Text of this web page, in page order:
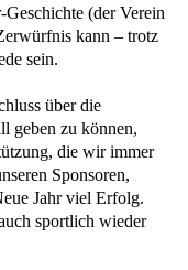
(der Verein
kann – trotz
sein.
über die
geben zu können,
die wir immer
Sponsoren,
Jahr viel Erfolg.
sportlich wieder